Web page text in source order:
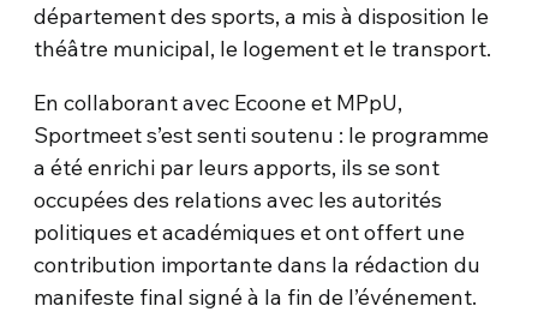
département des sports, a mis à disposition le
théâtre municipal, le logement et le transport.
En collaborant avec Ecoone et MPpU,
Sportmeet s’est senti soutenu : le programme
a été enrichi par leurs apports, ils se sont
occupées des relations avec les autorités
politiques et académiques et ont offert une
contribution importante dans la rédaction du
manifeste final signé à la fin de l’événement.